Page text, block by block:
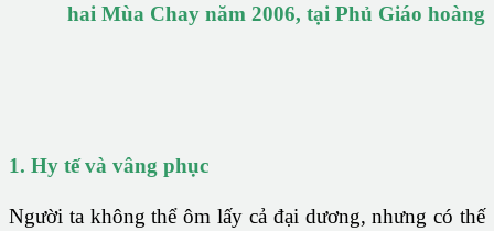
hai Mùa Chay năm 2006, tại Phủ Giáo hoàng
1. Hy tế và vâng phục
Người ta không thể ôm lấy cả đại dương, nhưng có thế